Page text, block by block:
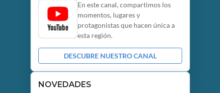
En este canal, compartimos los
momentos, lugares y
protagonistas que hacen única a
esta región.
DESCUBRE NUESTRO CANAL
NOVEDADES